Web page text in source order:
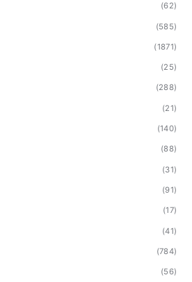
(62)
(585)
(1871)
(25)
(288)
(21)
(140)
(88)
(31)
(91)
(17)
(41)
(784)
(56)